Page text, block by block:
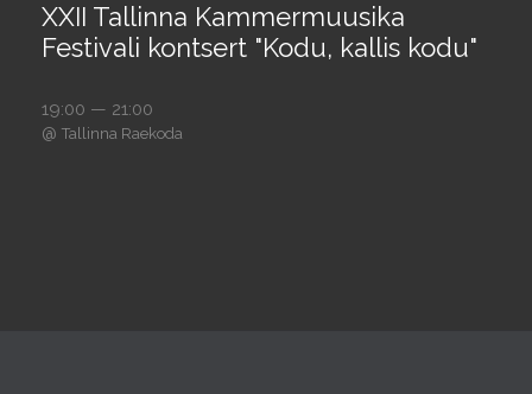
XXII Tallinna Kammermuusika
Festivali kontsert "Kodu, kallis kodu"
19:00 — 21:00
@ Tallinna Raekoda